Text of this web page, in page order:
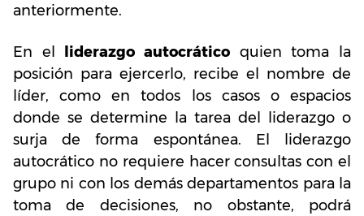
anteriormente.
En el liderazgo autocrático quien toma la
posición para ejercerlo, recibe el nombre de
líder, como en todos los casos o espacios
donde se determine la tarea del liderazgo o
surja de forma espontánea. El liderazgo
autocrático no requiere hacer consultas con el
grupo ni con los demás departamentos para la
toma de decisiones, no obstante, podrá